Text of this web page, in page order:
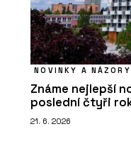
NOVINKY A NÁZORY
Známe nejlepší
poslední čtyři
21. 6. 2026